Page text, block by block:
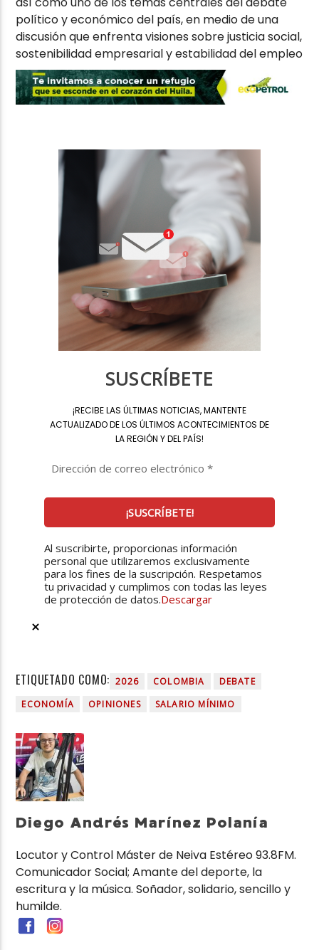
político y económico del país, en medio de una
discusión que enfrenta visiones sobre justicia social,
sostenibilidad empresarial y estabilidad del empleo
SUSCRÍBETE
¡RECIBE LAS ÚLTIMAS NOTICIAS, MANTENTE
ACTUALIZADO DE LOS ÚLTIMOS ACONTECIMIENTOS DE
LA REGIÓN Y DEL PAÍS!
Al suscribirte, proporcionas información
personal que utilizaremos exclusivamente
para los fines de la suscripción. Respetamos
tu privacidad y cumplimos con todas las leyes
de protección de datos.Descargar
ETIQUETADO COMO: 2026 COLOMBIA
DEBATE
ECONOMÍA
OPINIONES SALARIO MÍNIMO
Diego Andrés Marínez Polanía
Locutor y Control Máster de Neiva Estéreo 93.8FM.
Comunicador Social; Amante del deporte, la
escritura y la música. Soñador, solidario, sencillo y
humilde.